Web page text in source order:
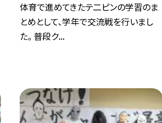
体育で進めてきたテ二ピンの学習のま
とめとして、学年で交流戦を行いまし
た。 普段ク...